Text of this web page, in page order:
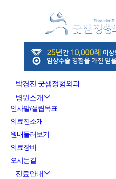
박경진 굿샘정형외과
병원소개
인사말/설립목표
의료진소개
원내둘러보기
의료장비
오시는길
진료안내
Sketchbook5,
Sketchbook5, 스